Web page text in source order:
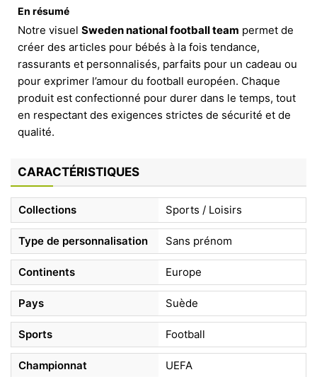
En résumé
Notre visuel Sweden national football team permet de
créer des articles pour bébés à la fois tendance,
rassurants et personnalisés, parfaits pour un cadeau ou
pour exprimer l’amour du football européen. Chaque
produit est confectionné pour durer dans le temps, tout
en respectant des exigences strictes de sécurité et de
qualité.
CARACTÉRISTIQUES
Collections Sports / Loisirs
Type de personnalisation Sans prénom
Continents Europe
Pays Suède
Sports Football
Championnat UEFA